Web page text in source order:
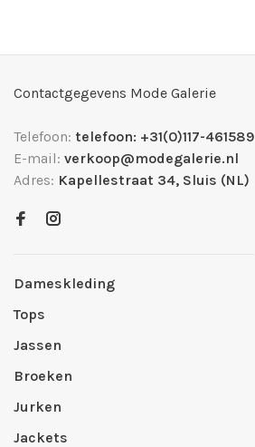
Contactgegevens Mode Galerie
Telefoon: telefoon: +31(0)117-461589
E-mail: verkoop@modegalerie.nl
Adres: Kapellestraat 34, Sluis (NL)
Dameskleding
Tops
Jassen
Broeken
Jurken
Jackets